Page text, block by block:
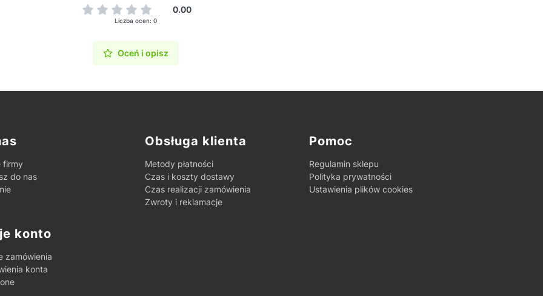
0.00
Liczba ocen: 0
Oceń i opisz
w stopce
firmy
do nas
Obsługa klienta
Metody płatności
Czas i koszty dostawy
Czas realizacji zamówienia
Zwroty i reklamacje
Pomoc
Regulamin sklepu
Polityka prywatności
Ustawienia plików cookies
konto
zamówienia
konta